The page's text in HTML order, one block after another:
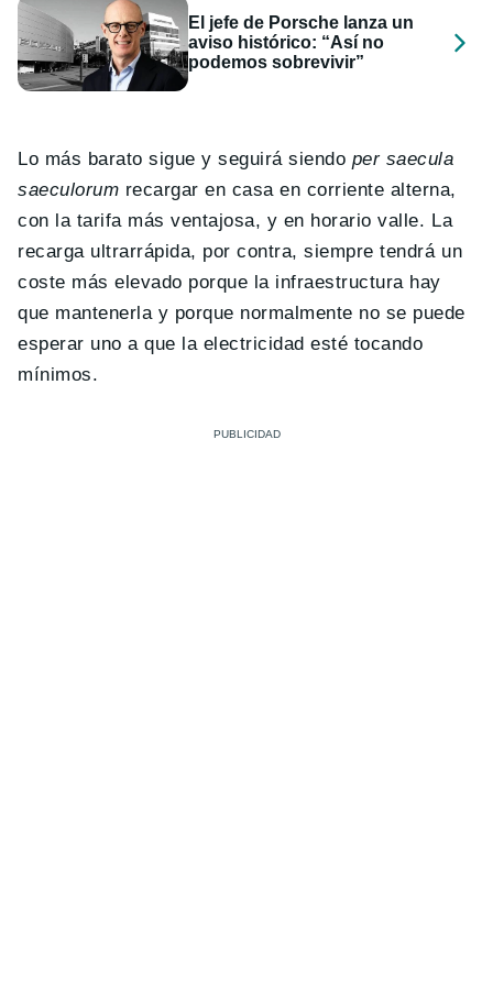
El jefe de Porsche lanza un
aviso histórico: “Así no
podemos sobrevivir”
Lo más barato sigue y seguirá siendo per saecula
saeculorum recargar en casa en corriente alterna,
con la tarifa más ventajosa, y en horario valle. La
recarga ultrarrápida, por contra, siempre tendrá un
coste más elevado porque la infraestructura hay
que mantenerla y porque normalmente no se puede
esperar uno a que la electricidad esté tocando
mínimos.